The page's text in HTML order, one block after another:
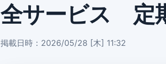
全サービス 定
掲載日時：2026/05/28 [木] 11:32